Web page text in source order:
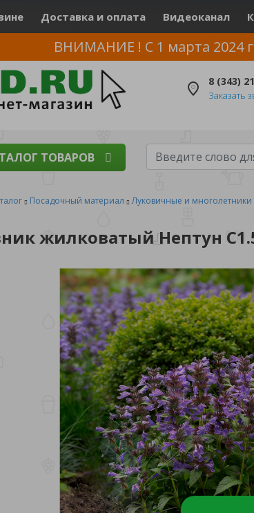
Доставка и оплата Видеоканал
ВНИМАНИЕ ! С 1 марта 2024
8 (343)
Заказать
ТОВАРОВ
Посадочный материал Луковичные и многолетники
жилковатый Нептун